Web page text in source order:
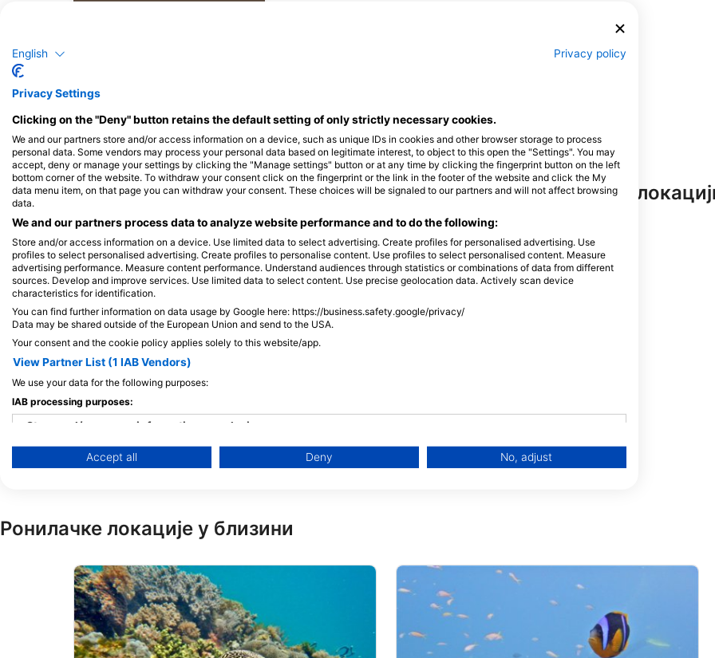
Ронилачки центри нуде услуге угоститељства на овој ронилачкој
One Ocean Zanzibar
PO BOX 3182, 1448 Zanzibar,
ТАНЗАНИЈА, УЈЕДИЊЕНА РЕП.
Ронилачке локације у близини
English Privacy policy
Privacy Settings
Clicking on the "Deny" button retains the default setting of only strictly necessary cookies.
We and our partners store and/or access information on a device, such as unique IDs in cookies and other browser storage to process
personal data. Some vendors may process your personal data based on legitimate interest, to object to this open the "Settings". You may
accept, deny or manage your settings by clicking the "Manage settings" button or at any time by clicking the fingerprint button on the left
bottom corner of the website. To withdraw your consent click on the fingerprint or the link in the footer of the website and click the My
data menu item, on that page you can withdraw your consent. These choices will be signaled to our partners and will not affect browsing
data.
We and our partners process data to analyze website performance and to do the following:
Store and/or access information on a device. Use limited data to select advertising. Create profiles for personalised advertising. Use
profiles to select personalised advertising. Create profiles to personalise content. Use profiles to select personalised content. Measure
advertising performance. Measure content performance. Understand audiences through statistics or combinations of data from different
sources. Develop and improve services. Use limited data to select content. Use precise geolocation data. Actively scan device
characteristics for identification.
You can find further information on data usage by Google here: https://business.safety.google/privacy/
Data may be shared outside of the European Union and send to the USA.
Your consent and the cookie policy applies solely to this website/app.
View Partner List (1 IAB Vendors)
We use your data for the following purposes:
IAB processing purposes:
Store and/or access information on a device
Use limited data to select advertising
Use profiles to select personalised advertising
Use profiles to select personalised content
Measure advertising performance
Measure content performance
Accept all Deny No, adjust